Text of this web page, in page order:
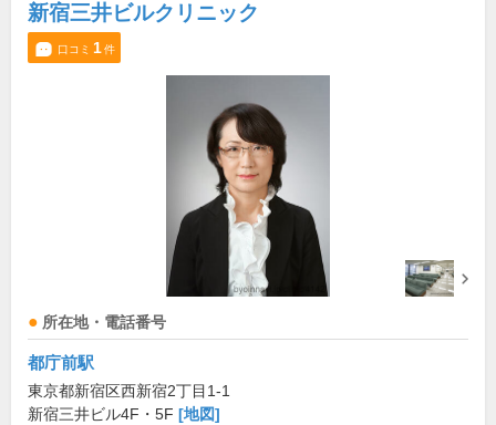
新宿三井ビルクリニック
口コミ 1件
所在地・電話番号
都庁前駅
東京都新宿区西新宿2丁目1-1
新宿三井ビル4F・5F [地図]